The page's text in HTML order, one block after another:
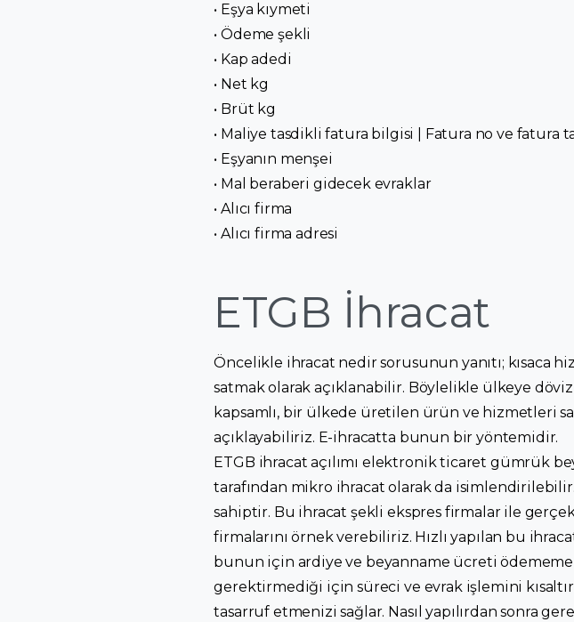
• Eşya kıymeti
• Ödeme şekli
• Kap adedi
• Net kg
• Brüt kg
• Maliye tasdikli fatura bilgisi | Fatura no ve fatura
• Eşyanın menşei
• Mal beraberi gidecek evraklar
• Alıcı firma
• Alıcı firma adresi
ETGB İhracat
Öncelikle ihracat nedir sorusunun yanıtı; kısaca
satmak olarak açıklanabilir. Böylelikle ülkeye
kapsamlı, bir ülkede üretilen ürün ve hizmetleri
açıklayabiliriz. E-ihracatta bunun bir yöntemidir.
ETGB ihracat açılımı elektronik ticaret gümrük
tarafından mikro ihracat olarak da
sahiptir. Bu ihracat şekli ekspres firmalar ile
firmalarını örnek verebiliriz. Hızlı yapılan bu
bunun için ardiye ve beyanname ücreti
gerektirmediği için süreci ve evrak işlemini
tasarruf etmenizi sağlar. Nasıl yapılırdan sonra